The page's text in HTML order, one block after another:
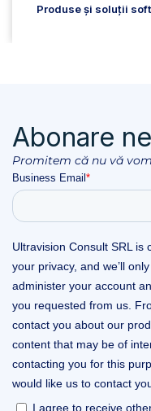
Produse și soluții
Abonare
Promitem că nu vă